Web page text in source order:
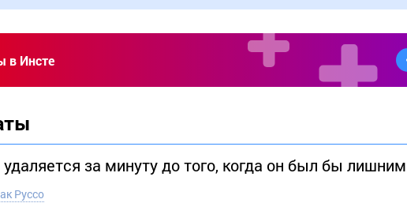
в Инсте
за минуту до того, когда он был бы лишним
Руссо